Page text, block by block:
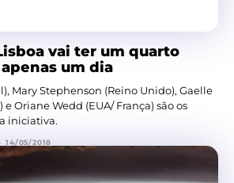
vai ter um quarto
um dia
Mary Stephenson (Reino Unido), Gaelle
Oriane Wedd (EUA/ França) são os
iniciativa.
14/05/2018